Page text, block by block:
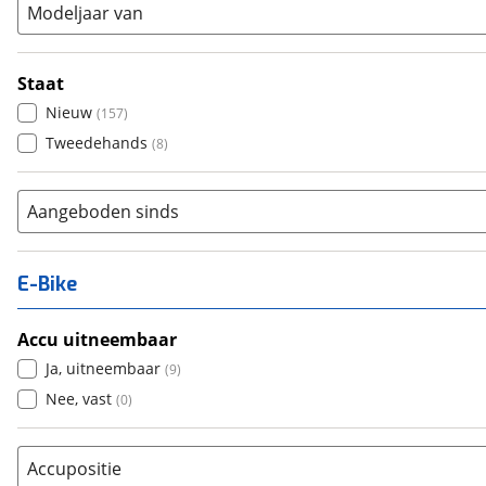
Modeljaar van
Staat
Nieuw (157)
Tweedehands (8)
Aangeboden sinds
E-Bike
Accu uitneembaar
Ja, uitneembaar (9)
Nee, vast (0)
Accupositie